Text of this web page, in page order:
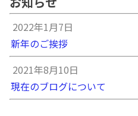
2022年1月7日
新年のご挨拶
2021年8月10日
現在のブログについて